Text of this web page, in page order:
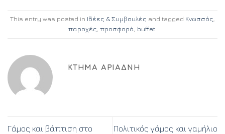
This entry was posted in Ιδέες & Συμβουλές and tagged Κνωσσός
παροχές προσφορά buffet
ΚΤΉΜΑ ΑΡΙΆΔΝΗ
Γάμος και βάπτιση στο
Πολιτικός γάμος και γαμήλιο